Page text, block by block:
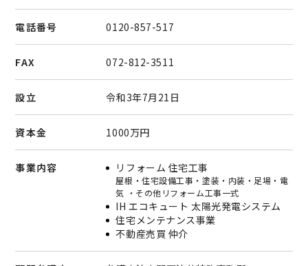
電話番号 0120-857-517
FAX 072-812-3511
設立 令和3年7月21日
資本金 1000万円
事業内容 リフォーム 住宅工事
屋根・住宅設備工事・塗装・内装・足場・電
気 ・その他リフォーム工事一式
IH エコキュート 太陽光発電システム
住宅メンテナンス事業
不動産売買 仲介